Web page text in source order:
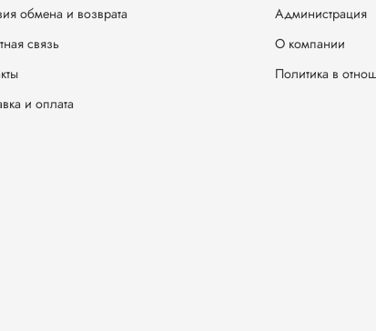
обмена и возврата
связь
и оплата
Администрация
О компании
Политика в